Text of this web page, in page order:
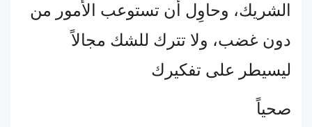
الشريك، وحاوِل أن تستوعب الأمور من
دون غضب، ولا تترك للشك مجالاً
ليسيطر على تفكيرك
صحياً